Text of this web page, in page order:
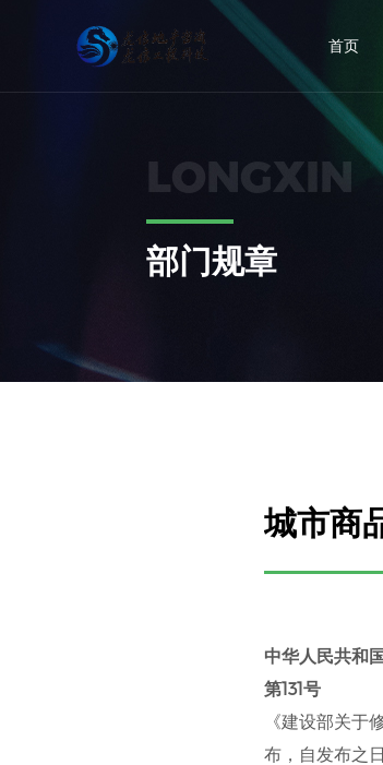
首页
组织机构
公司业绩
公司动态
项目管理技术咨询
不动产评估与登记代理
工程管理专项
成本管理专项
建筑效果图设计
行政法规
部门规章
LONGXIN
部门规章
城市商
中华人民共和
第131号
《建设部关于
布，自发布之